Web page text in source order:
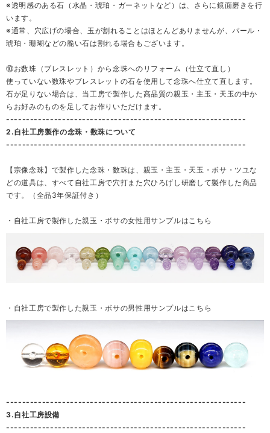
※透明感のある石（水晶・琥珀・ガーネットなど）は、さらに鏡面磨きを行
います。
※通常、穴広げの場合、玉が割れることはほとんどありませんが、パール・
琥珀・珊瑚などの脆い石は割れる場合もございます。
⑩お数珠（ブレスレット）から念珠へのリフォーム（仕立て直し）
使っていない数珠やブレスレットの石を使用して念珠へ仕立て直します。
石が足りない場合は、当工房で製作した高品質の親玉・主玉・天玉の中か
らお好みのものを足してお作りいただけます。
------------------------------------------------------------
2.自社工房製作の念珠・数珠について
------------------------------------------------------------
【宗像念珠】で製作した念珠・数珠は、親玉・主玉・天玉・ボサ・ツユな
どの道具は、すべて自社工房で穴打また穴ひろげし研磨して製作した商品
です。（全品3年保証付き）
・自社工房で製作した親玉・ボサの女性用サンプルはこちら
・自社工房で製作した親玉・ボサの男性用サンプルはこちら
------------------------------------------------------------
3.自社工房設備
------------------------------------------------------------